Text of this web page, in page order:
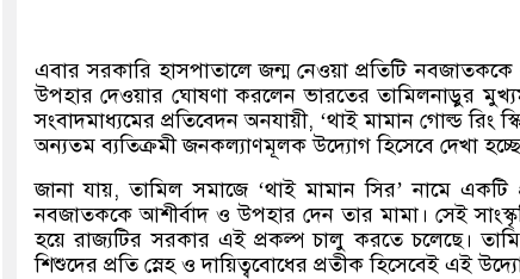
এবার সরকারি হাসপাতালে জন্ম নেওয়া প্রতিটি নবজাতককে
উপহার দেওয়ার ঘোষণা করলেন ভারতের তামিলনাড়ুর
সংবাদমাধ্যমের প্রতিবেদন অনযায়ী, ‘থাই মামান গোল্ড রিং
অন্যতম ব্যতিক্রমী জনকল্যাণমূলক উদ্যোগ হিসেবে দেখা
জানা যায়,তামিল সমাজে‘থাই মামান সির’নামে একটি
নবজাতককে আশীর্বাদ ও উপহার দেন তার মামা। সেই
হয়ে রাজ্যটির সরকার এই প্রকল্প চালু করতে চলেছে।
শিশুদের প্রতি স্নেহ ও দায়িত্ববোধের প্রতীক হিসেবেই এই